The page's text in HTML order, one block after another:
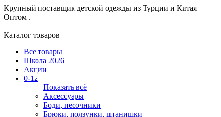
Крупный поставщик детской одежды из Турции и Китая
Оптом .
Каталог товаров
Все товары
Школа 2026
Акции
0-12
Показать всё
Аксессуары
Боди, песочники
Брюки, ползунки, штанишки